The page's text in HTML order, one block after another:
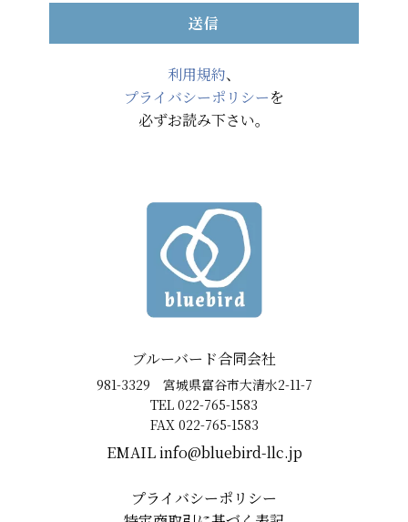
送信
利用規約、
プライバシーポリシーを
必ずお読み下さい。
ブルーバード合同会社
981-3329 宮城県富谷市大清水2-11-7
TEL 022-765-1583
FAX 022-765-1583
EMAIL ​info@bluebird-llc.jp
プライバシーポリシー